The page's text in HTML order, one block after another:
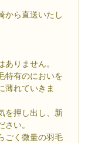
から直送いたし
りません。
特有のにおいを
薄れていきま
を押し出し、新
い。
ごく微量の羽毛